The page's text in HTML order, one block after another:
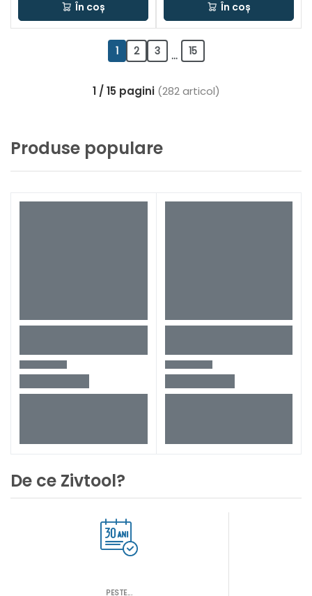
În coș În coș
1 2 3 ... 15
1 / 15 pagini(282 articol)
Produse populare
De ce Zivtool?
PESTE...